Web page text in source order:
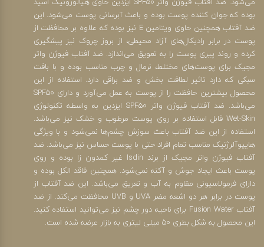
می‌شود. ضد آفتاب فیوژن واتر SPF50 ایزدین حاوی هیالورونیک اسید
بوده که جوان کننده پوست بوده و باعث آبرسانی پوست می‌شود. این
ضد آفتاب همچنین حاوی ویتامین E نیز بوده که علاوه بر محافظت از
پوست در برابر رادیکال‌‎های آزاد محیطی، از بروز چروک نیز پیشگیری
کرده و روند پیری پوست را به تعویق می‎‌اندازد. ضد آفتاب فیوژن واتر
مجیک برای پوست‎‌های مختلط، نرمال و چرب مناسب بوده و با بافت
سبکی که دارد تاثیر لطافت بخش و ضد براقی دارد. استفاده از این
محصول بیشترین حافظت را از پوست به عمل می‎‌آورد و دارای SPF50
می‎‌باشد. ضد آفتاب فیوژن واتر SPF50 ایزدین به واسطه تکنولوژی
Wet-Skin قابل استفاده بر روی پوست مرطوب و خشک نیز می‎‌باشد.
استفاده از این ضد آفتاب باعث سوزش چشم‎‌ها نمی‌‎شود و با ویژگی
هایپوآلرژنیک مناسب تمام افراد حتی با پوست حساس نیز می‌‎باشد. ضد
آفتاب فیوژن واتر مجیک از برند Isdin غیر کمدون زا بوده و روی
پوست باعث ایجاد جوش و آکنه نمی‎‌شود. همچنین فاقد الکل بوده و
دارای فرمولاسیونی مقاوم به آب و تعریق می‌‎باشد. این ضد آفتاب از
پوست در برابر هر دو اشعه مضر UVA و UVB محافظت می‎‌کند. از ضد
آفتاب Fusion Water برای ناحیه دور چشم نیز می‎‌توانید استفاده کنید.
این محصول به شکل بطری 50 میلی لیتری به بازار عرضه شده است.